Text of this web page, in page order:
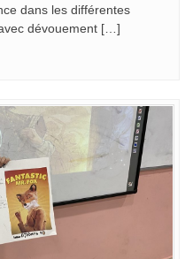
dans les différentes
dévouement […]